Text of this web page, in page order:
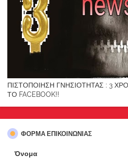
ΠΙΣΤΟΠΟΙΗΣΗ ΓΝΗΣΙΟΤΗΤΑΣ : 3
ΤΟ FACEBOOK!!
ΦΌΡΜΑ ΕΠΙΚΟΙΝΩΝΊΑΣ
Όνομα